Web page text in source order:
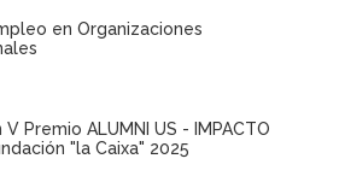
en Organizaciones
Premio ALUMNI US - IMPACTO
"la Caixa" 2025